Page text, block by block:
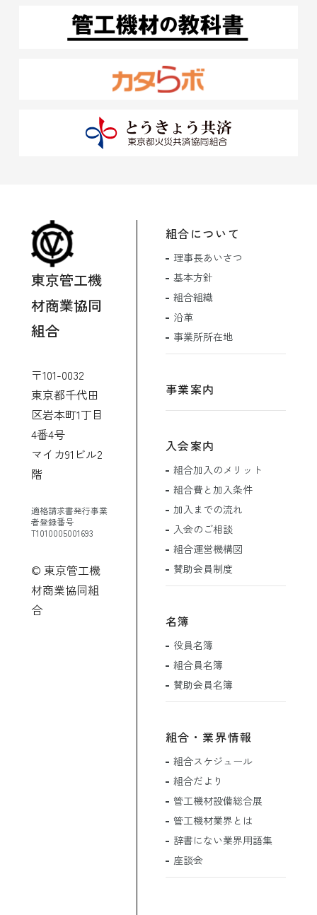
東京管工機
材商業協同
組合
〒101-0032
東京都千代田
区岩本町1丁目
4番4号
マイカ91ビル2
階
適格請求書発行事業
者登録番号
T1010005001693
© 東京管工機
材商業協同組
合
組合について
理事長あいさつ
基本方針
組合組織
沿革
事業所所在地
事業案内
入会案内
組合加入のメリット
組合費と加入条件
加入までの流れ
入会のご相談
組合運営機構図
賛助会員制度
名簿
役員名簿
組合員名簿
賛助会員名簿
組合・業界情報
組合スケジュール
組合だより
管工機材設備総合展
管工機材業界とは
辞書にない業界用語集
座談会